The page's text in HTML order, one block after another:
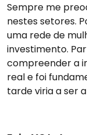
Sempre me
nestes setores.
uma rede de
investimento.
compreender a
real e foi
tarde viria a ser a